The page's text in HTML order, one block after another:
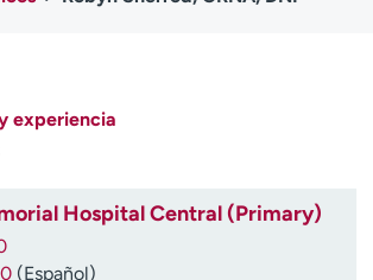
Ensayos clínicos
de
experiencia
Hospital Central (Primary)
(Español)